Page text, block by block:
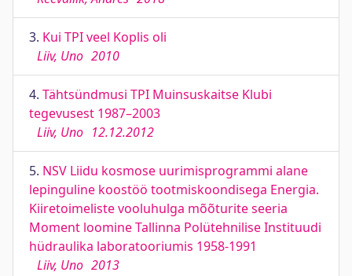
3. Kui TPI veel Koplis oli
Liiv, Uno 2010
4. Tähtsündmusi TPI Muinsuskaitse Klubi
tegevusest 1987–2003
Liiv, Uno 12.12.2012
5. NSV Liidu kosmose uurimisprogrammi alane
lepinguline koostöö tootmiskoondisega Energia.
Kiiretoimeliste vooluhulga mõõturite seeria
Moment loomine Tallinna Polütehnilise Instituudi
hüdraulika laboratooriumis 1958-1991
Liiv, Uno 2013